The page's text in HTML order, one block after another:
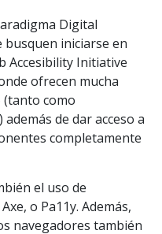
Digital
busquen iniciarse en
Accesibility Initiative
ofrecen mucha
como
de dar acceso a
completamente
el uso de
o Pa11y. Además,
navegadores también